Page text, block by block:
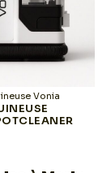
Vonia